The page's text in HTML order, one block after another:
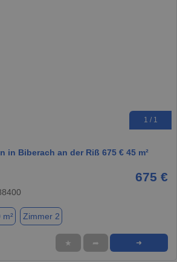
1 / 1
in Biberach an der Riß 675 € 45 m²
675 €
Zimmer 2
★ ➦ ➜